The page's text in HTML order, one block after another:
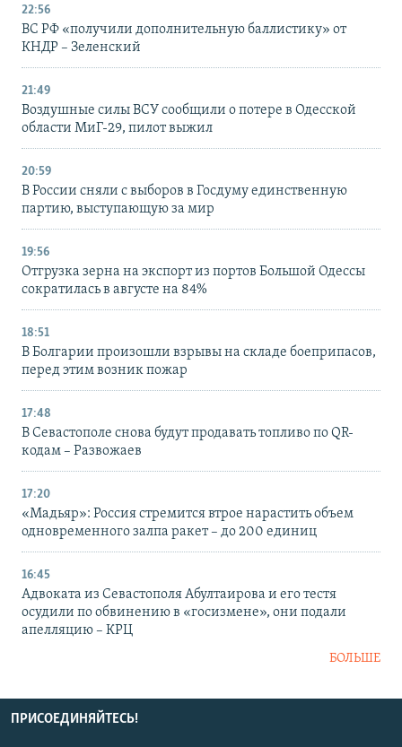
22:56
ВС РФ «получили дополнительную баллистику» от
КНДР – Зеленский
21:49
Воздушные силы ВСУ сообщили о потере в Одесской
области МиГ-29, пилот выжил
20:59
В России сняли с выборов в Госдуму единственную
партию, выступающую за мир
19:56
Отгрузка зерна на экспорт из портов Большой Одессы
сократилась в августе на 84%
18:51
В Болгарии произошли взрывы на складе боеприпасов,
перед этим возник пожар
17:48
В Севастополе снова будут продавать топливо по QR-
кодам – Развожаев
17:20
«Мадьяр»: Россия стремится втрое нарастить объем
одновременного залпа ракет – до 200 единиц
16:45
Адвоката из Севастополя Абултаирова и его тестя
осудили по обвинению в «госизмене», они подали
апелляцию – КРЦ
БОЛЬШЕ
ПРИСОЕДИНЯЙТЕСЬ!